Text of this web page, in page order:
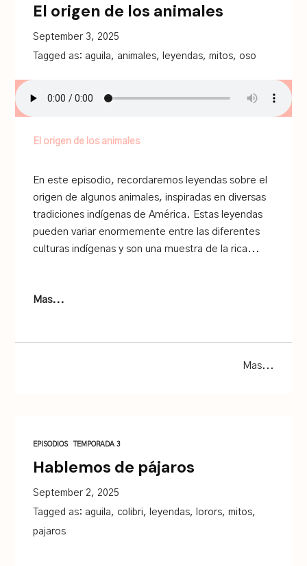
El origen de los animales
September 3, 2025
Tagged as: aguila, animales, leyendas,mitos, oso
El origen de los animales
En este episodio, recordaremos leyendas sobre el
origen de algunos animales, inspiradas en diversas
tradiciones indígenas de América. Estas leyendas
pueden variar enormemente entre las diferentes
culturas indígenas y son una muestra de la rica...
Mas...
Mas...
EPISODIOS TEMPORADA 3
Hablemos de pájaros
September 2, 2025
Tagged as: aguila, colibri, leyendas, lorors,mitos,
pajaros